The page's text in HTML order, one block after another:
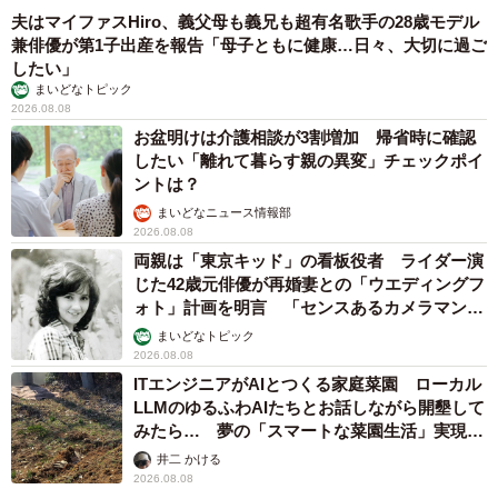
夫はマイファスHiro、義父母も義兄も超有名歌手の28歳モデル
兼俳優が第1子出産を報告「母子ともに健康…日々、大切に過ご
したい」
まいどなトピック
2026.08.08
お盆明けは介護相談が3割増加 帰省時に確認
したい「離れて暮らす親の異変」チェックポイ
ントは？
まいどなニュース情報部
2026.08.08
両親は「東京キッド」の看板役者 ライダー演
じた42歳元俳優が再婚妻との「ウエディングフ
ォト」計画を明言 「センスあるカメラマン求
む」まいどなトピック
2026.08.08
ITエンジニアがAIとつくる家庭菜園 ローカル
LLMのゆるふわAIたちとお話しながら開墾して
みたら… 夢の「スマートな菜園生活」実現な
るか井二 かける
2026.08.08